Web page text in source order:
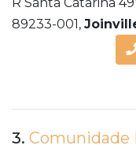
R Santa Catarina
89233-001,
3. Comunidade